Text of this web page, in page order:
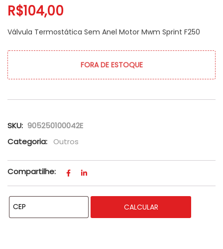
R$104,00
Válvula Termostática Sem Anel Motor Mwm Sprint F250
FORA DE ESTOQUE
SKU: 905250100042E
Categoria:
Outros
Compartilhe:
CALCULAR